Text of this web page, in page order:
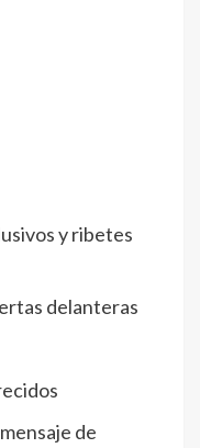
y ribetes
delanteras
de